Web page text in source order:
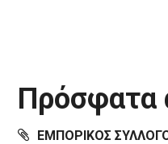
Πρόσφατα
ΕΜΠΟΡΙΚΟΣ